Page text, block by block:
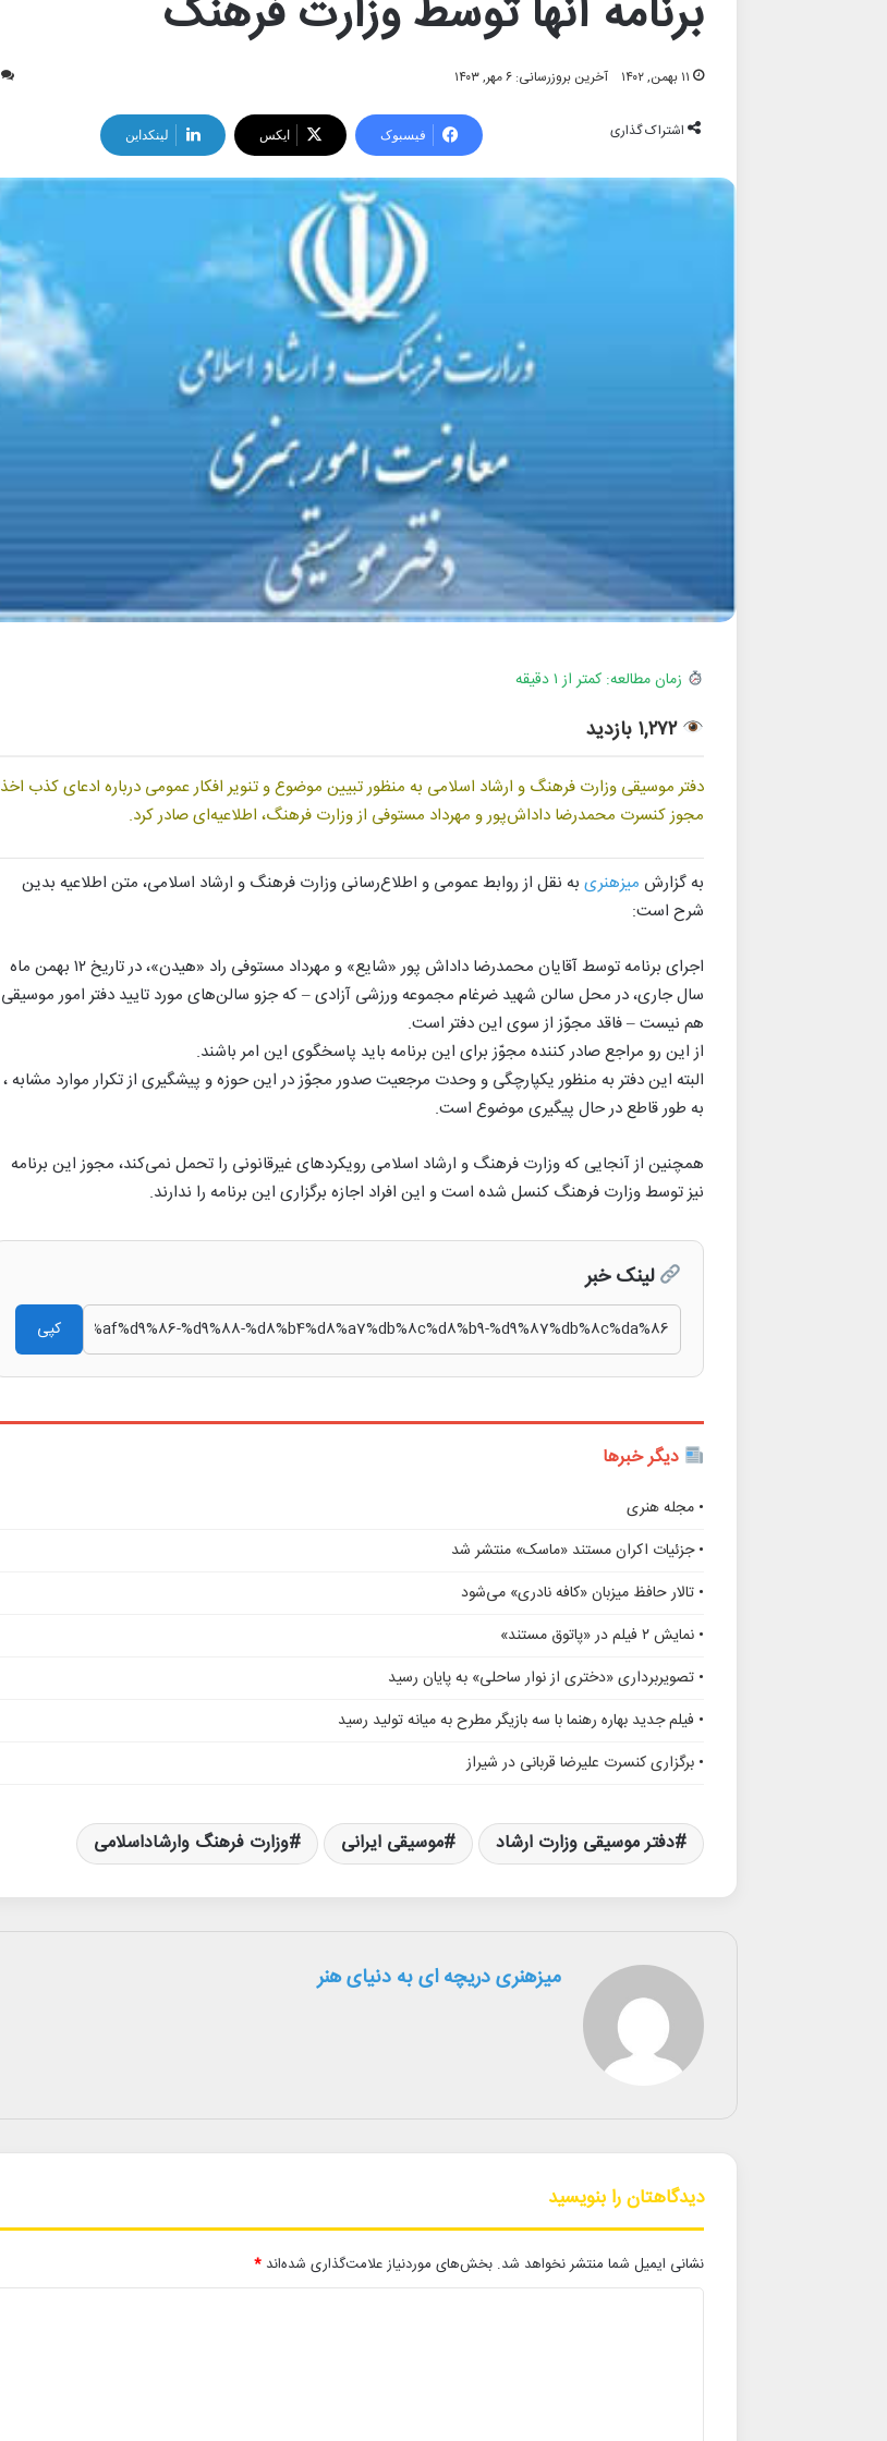
برنامه آنها توسط وزارت فرهنگ
۱۱ بهمن, ۱۴۰۲ آخرین بروزرسانی: ۶ مهر, ۱۴۰۳
اشتراک گذاری فیسبوک ایکس لینکداین
زمان مطالعه: کمتر از ۱ دقیقه
۱,۲۷۲ بازدید
دفتر موسیقی وزارت فرهنگ و ارشاد اسلامی به منظور تبیین موضوع و تنویر افکار عمومی درباره ادعای کذب اخذ
مجوز کنسرت ‏محمدرضا داداش‌‌پور و مهرداد مستوفی از وزارت فرهنگ، اطلاعیه‌ای صادر کرد.
به گزارش میزهنری به نقل از روابط عمومی و اطلاع‌رسانی وزارت فرهنگ و ارشاد اسلامی، متن اطلاعیه بدین
شرح است:
اجرای برنامه توسط آقایان محمدرضا داداش پور «شایع» و مهرداد مستوفی راد «هیدن»، در تاریخ ۱۲ بهمن ماه
سال جاری، در محل سالن شهید ضرغام مجموعه ورزشی آزادی – که جزو سالن‌های مورد تایید دفتر امور موسیقی
هم نیست – فاقد مجوّز از سوی این دفتر است.
از این رو مراجع صادر کننده مجوّز برای این برنامه باید پاسخگوی این امر باشند.
البته این دفتر به منظور یکپارچگی و وحدت مرجعیت صدور مجوّز در این حوزه و پیشگیری از تکرار موارد مشابه ،
به طور قاطع در حال پیگیری موضوع است.
همچنین از آنجایی که وزارت فرهنگ و ارشاد اسلامی رویکردهای غیرقانونی را تحمل نمی‌کند، مجوز این برنامه
نیز توسط وزارت فرهنگ کنسل شده است و این افراد اجازه برگزاری این برنامه را ندارند.
لینک خبر
کپی
دیگر خبرها
• مجله هنری
• جزئیات اکران مستند «ماسک» منتشر شد
• تالار حافظ میزبان «کافه نادری» می‌شود
• نمایش ۲ فیلم در «پاتوق مستند»
• تصویربرداری «دختری از نوار ساحلی» به پایان رسید
• فیلم جدید بهاره رهنما با سه بازیگر مطرح به میانه تولید رسید
• برگزاری کنسرت علیرضا قربانی در شیراز
دفتر موسیقی وزارت ارشاد موسیقی ایرانی وزارت فرهنگ وارشاداسلامی
میزهنری دریچه ای به دنیای هنر
دیدگاهتان را بنویسید
نشانی ایمیل شما منتشر نخواهد شد. بخش‌های موردنیاز علامت‌گذاری شده‌اند *